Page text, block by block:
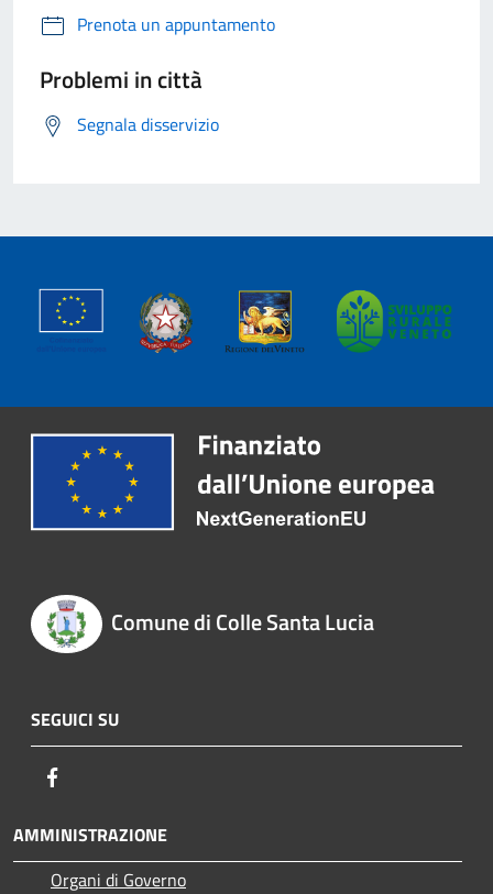
Prenota un appuntamento
Problemi in città
Segnala disservizio
Comune di Colle Santa Lucia
SEGUICI SU
AMMINISTRAZIONE
Organi di Governo